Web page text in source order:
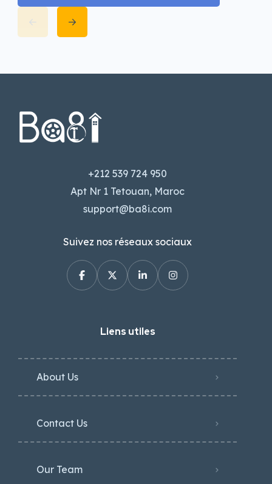
+212 539 724 950
Apt Nr 1 Tetouan, Maroc
support@ba8i.com
Suivez nos réseaux sociaux
Liens utiles
About Us
Contact Us
Our Team